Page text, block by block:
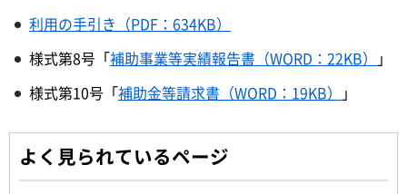
利用の手引き（PDF：634KB）
様式第8号「補助事業等実績報告書（WORD：22KB）
」
様式第10号「補助金等請求書（WORD：19KB） 」
よく見られているページ